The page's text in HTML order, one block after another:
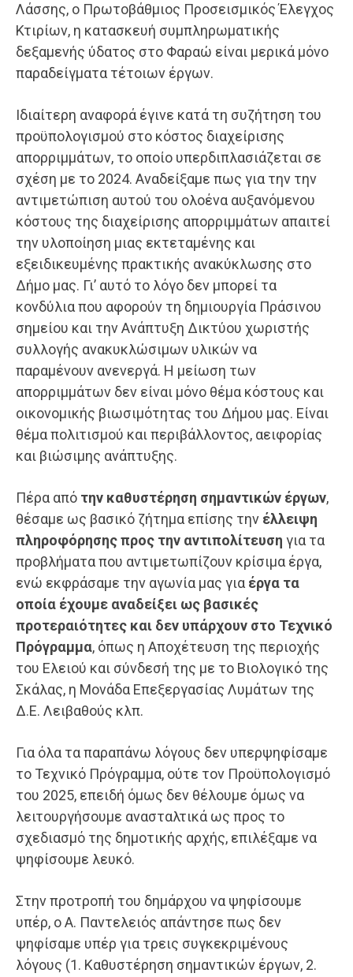
Λάσσης, ο Πρωτοβάθμιος Προσεισμικός Έλεγχος
Κτιρίων, η κατασκευή συμπληρωματικής
δεξαμενής ύδατος στο Φαραώ είναι μερικά μόνο
παραδείγματα τέτοιων έργων.
Ιδιαίτερη αναφορά έγινε κατά τη συζήτηση του
προϋπολογισμού στο κόστος διαχείρισης
απορριμμάτων, το οποίο υπερδιπλασιάζεται σε
σχέση με το 2024. Αναδείξαμε πως για την την
αντιμετώπιση αυτού του ολοένα αυξανόμενου
κόστους της διαχείρισης απορριμμάτων απαιτεί
την υλοποίηση μιας εκτεταμένης και
εξειδικευμένης πρακτικής ανακύκλωσης στο
Δήμο μας. Γι’ αυτό το λόγο δεν μπορεί τα
κονδύλια που αφορούν τη δημιουργία Πράσινου
σημείου και την Ανάπτυξη Δικτύου χωριστής
συλλογής ανακυκλώσιμων υλικών να
παραμένουν ανενεργά. Η μείωση των
απορριμμάτων δεν είναι μόνο θέμα κόστους και
οικονομικής βιωσιμότητας του Δήμου μας. Είναι
θέμα πολιτισμού και περιβάλλοντος, αειφορίας
και βιώσιμης ανάπτυξης.
Πέρα από την καθυστέρηση σημαντικών έργων,
θέσαμε ως βασικό ζήτημα επίσης την έλλειψη
πληροφόρησης προς την αντιπολίτευση για τα
προβλήματα που αντιμετωπίζουν κρίσιμα έργα,
ενώ εκφράσαμε την αγωνία μας για έργα τα
οποία έχουμε αναδείξει ως βασικές
προτεραιότητες και δεν υπάρχουν στο Τεχνικό
Πρόγραμμα, όπως η Αποχέτευση της περιοχής
του Ελειού και σύνδεσή της με το Βιολογικό της
Σκάλας, η Μονάδα Επεξεργασίας Λυμάτων της
Δ.Ε. Λειβαθούς κλπ.
Για όλα τα παραπάνω λόγους δεν υπερψηφίσαμε
το Τεχνικό Πρόγραμμα, ούτε τον Προϋπολογισμό
του 2025, επειδή όμως δεν θέλουμε όμως να
λειτουργήσουμε ανασταλτικά ως προς το
σχεδιασμό της δημοτικής αρχής, επιλέξαμε να
ψηφίσουμε λευκό.
Στην προτροπή του δημάρχου να ψηφίσουμε
υπέρ, ο Α. Παντελειός απάντησε πως δεν
ψηφίσαμε υπέρ για τρεις συγκεκριμένους
λόγους (1. Καθυστέρηση σημαντικών έργων, 2.